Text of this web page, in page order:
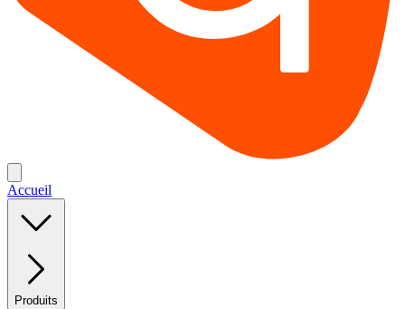
Accueil
Produits